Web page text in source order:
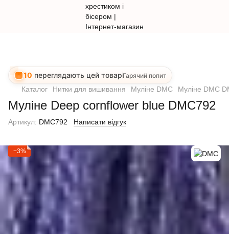
10 переглядають цей товар Гарячий попит
Каталог Нитки для вишивання Муліне DMC Муліне DMC
Муліне Deep cornflower blue DMC792
Артикул: DMC792 Написати відгук
−3%